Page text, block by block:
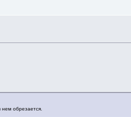
обрезается.